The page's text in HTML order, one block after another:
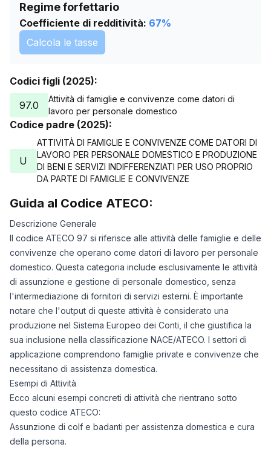
Regime forfettario
Coefficiente di redditività: 67%
Calcola le tasse
Codici figli (2025):
97.0
Attività di famiglie e convivenze come datori di
lavoro per personale domestico
Codice padre (2025):
U
ATTIVITÀ DI FAMIGLIE E CONVIVENZE COME DATORI DI
LAVORO PER PERSONALE DOMESTICO E PRODUZIONE
DI BENI E SERVIZI INDIFFERENZIATI PER USO PROPRIO
DA PARTE DI FAMIGLIE E CONVIVENZE
Guida al Codice ATECO:
Descrizione Generale
Il codice ATECO 97 si riferisce alle attività delle famiglie e delle
convivenze che operano come datori di lavoro per personale
domestico. Questa categoria include esclusivamente le attività
di assunzione e gestione di personale domestico, senza
l'intermediazione di fornitori di servizi esterni. È importante
notare che l'output di queste attività è considerato una
produzione nel Sistema Europeo dei Conti, il che giustifica la
sua inclusione nella classificazione NACE/ATECO. I settori di
applicazione comprendono famiglie private e convivenze che
necessitano di assistenza domestica.
Esempi di Attività
Ecco alcuni esempi concreti di attività che rientrano sotto
questo codice ATECO:
Assunzione di colf e badanti per assistenza domestica e cura
della persona.